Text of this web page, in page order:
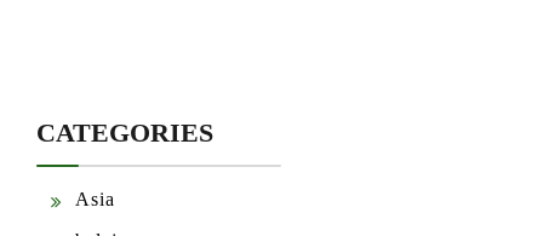
CATEGORIES
Asia